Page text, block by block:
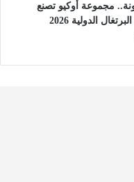
مجموعة أوكيو تصنع
الدولية 2026